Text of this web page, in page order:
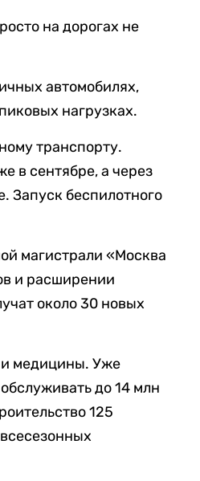
на дорогах не
автомобилях,
нагрузках.
транспорту.
в сентябре, а через
Запуск беспилотного
магистрали «Москва
и расширении
около 30 новых
и медицины. Уже
до 14 млн
125